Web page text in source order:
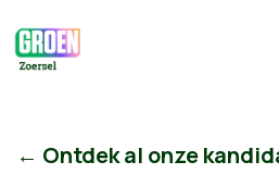
← Ontdek al onze